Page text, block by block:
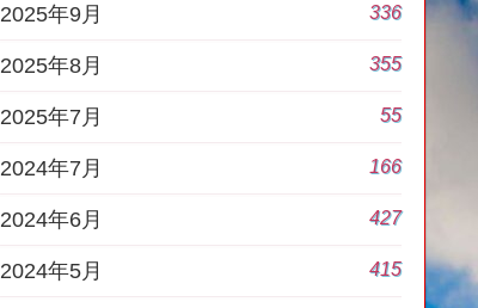
2025年9月 336
2025年8月 355
2025年7月 55
2024年7月 166
2024年6月 427
2024年5月 415